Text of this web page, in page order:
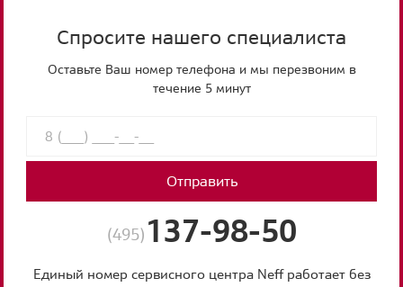
Спросите нашего специалиста
Оставьте Ваш номер телефона и мы перезвоним в
течение 5 минут
Отправить
(495) 137-98-50
Единый номер сервисного центра Neff работает без